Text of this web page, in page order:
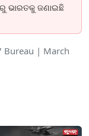
ଭାରତକୁ ଜଣାଇଛି
Bureau | March